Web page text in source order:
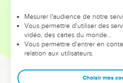
leur foi ou leur vision. Mais on voit
et les saisons difficiles qu'ils ont
sont elles qui les
Dans cette conférence, leaders,
clés pour avancer avec plus de
Mesurer l'audience de notre
Vous permettre d'utiliser des
vidéo, des cartes du monde…
Vous permettre d'entrer en
relation aux utilisateurs.
Choisir mes